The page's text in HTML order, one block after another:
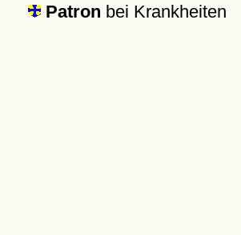
Patron bei Krankheiten